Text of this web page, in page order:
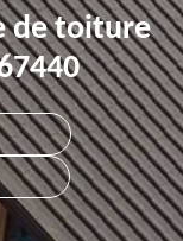
de toiture